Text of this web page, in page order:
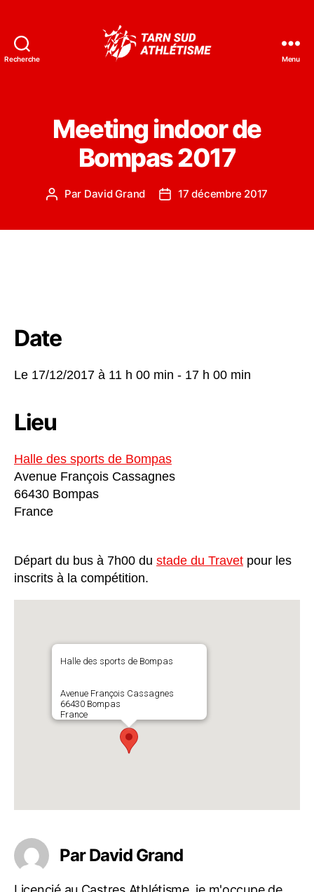
Recherche Menu
Meeting indoor de
Bompas 2017
Auteur
Par David Grand
Date17 décembre 2017
Date
Le 17/12/2017 à 11 h 00 min - 17 h 00 min
Lieu
Halle des sports de Bompas
Avenue François Cassagnes
66430 Bompas
France
Départ du bus à 7h00 du stade du Travet pour les
inscrits à la compétition.
Halle des sports de Bompas
Avenue François Cassagnes
66430 Bompas
France
Par David Grand